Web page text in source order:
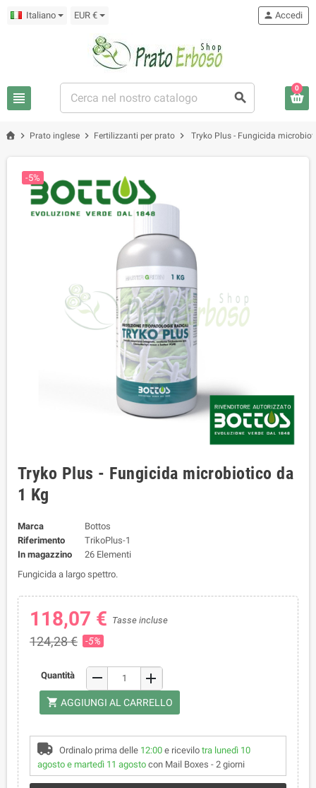
Italiano EUR €
view_headline search
person Accedi
0
chevron_right Prato inglese chevron_right Fertilizzanti per prato chevron_right Tryko Plus - Fungicida
-5%
Tryko Plus - Fungicida microbiotico da
1 Kg
Marca
Bottos
Riferimento
TrikoPlus-1
In magazzino
26 Elementi
Fungicida a largo spettro.
118,07 € Tasse incluse
124,28 € -5%
Quantità remove add
shopping_cart AGGIUNGI AL CARRELLO
Ordinalo prima delle 12:00e ricevilo tra lunedì 10
agosto e martedì 11 agosto con Mail Boxes - 2 giorni